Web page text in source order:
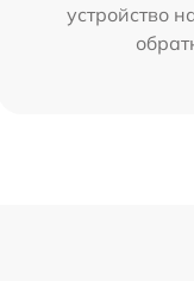
устройство